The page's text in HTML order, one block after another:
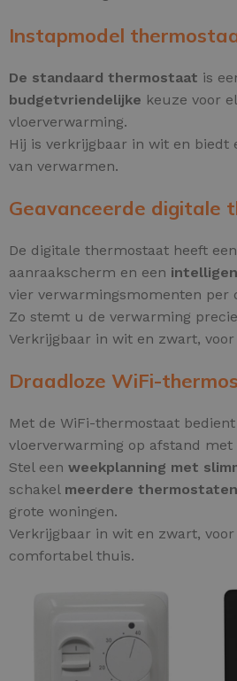
Instapmodel
De standaard thermostaat is
budgetvriendelijke keuze voor
vloerverwarming.
Hij is verkrijgbaar in wit en biedt
van verwarmen.
Geavanceerde digitale
De digitale thermostaat heeft
aanraakscherm en een
vier verwarmingsmomenten per
Zo stemt u de verwarming
Verkrijgbaar in wit en zwart,
Draadloze WiFi-
Met de WiFi-thermostaat
vloerverwarming op afstand met
Stel een weekplanning met
schakel meerdere
grote woningen.
Verkrijgbaar in wit en zwart,
comfortabel thuis.